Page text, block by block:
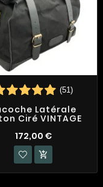
(51)
Latérale
Ciré VINTAGE
172,00 €
